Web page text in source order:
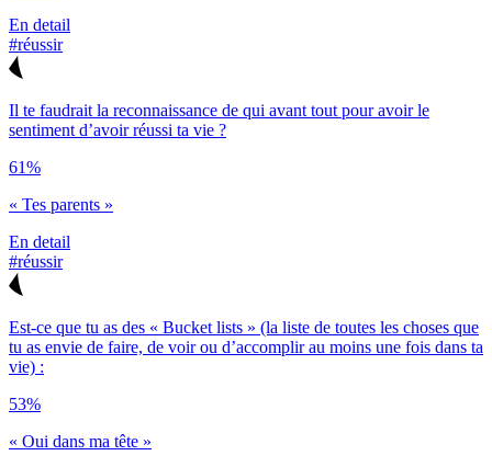
En detail
#réussir
Il te faudrait la reconnaissance de qui avant tout pour avoir le
sentiment d’avoir réussi ta vie ?
61%
« Tes parents »
En detail
#réussir
Est-ce que tu as des « Bucket lists » (la liste de toutes les choses que
tu as envie de faire, de voir ou d’accomplir au moins une fois dans ta
vie) :
53%
« Oui dans ma tête »